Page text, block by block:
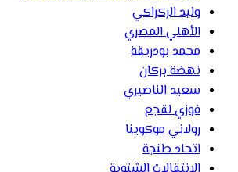
وليد الركراكي
الأهلي المصري
محمد بودريقة
نهضة بركان
سعيد الناصيري
فوزي لقجع
رولاني موكوينا
اتحاد طنجة